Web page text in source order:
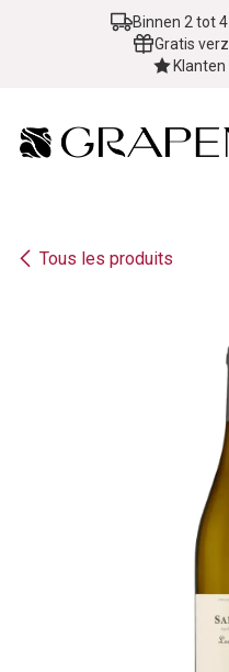
Se rendre au contenuBinnen 2 tot
Gratis
Tous les produits